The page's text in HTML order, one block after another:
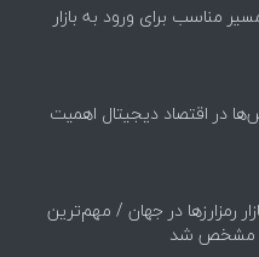
مناسب برای ورود به بازار
در اقتصاد دیجیتال اهمیت
رمزارزها در جهان / مهم‌ترین
مشخص شد